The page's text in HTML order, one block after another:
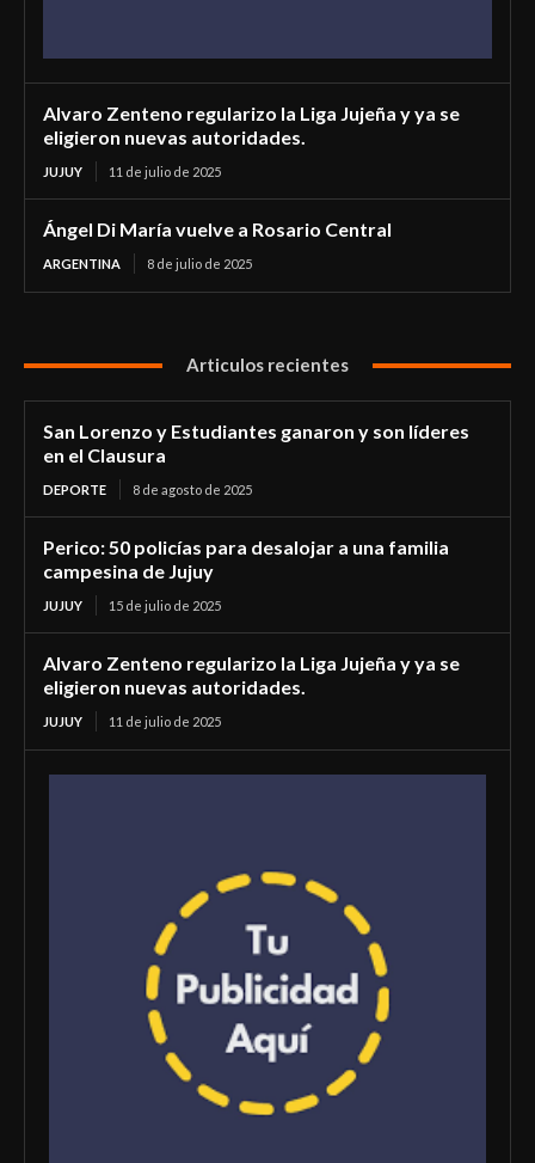
Alvaro Zenteno regularizo la Liga Jujeña y ya se
eligieron nuevas autoridades.
JUJUY 11 de julio de 2025
Ángel Di María vuelve a Rosario Central
ARGENTINA 8 de julio de 2025
Articulos recientes
San Lorenzo y Estudiantes ganaron y son líderes
en el Clausura
DEPORTE 8 de agosto de 2025
Perico: 50 policías para desalojar a una familia
campesina de Jujuy
JUJUY 15 de julio de 2025
Alvaro Zenteno regularizo la Liga Jujeña y ya se
eligieron nuevas autoridades.
JUJUY 11 de julio de 2025